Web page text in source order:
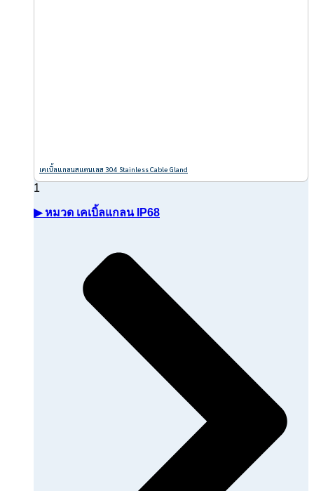
เคเบิ้ลแกลนสแตนเลส 304 Stainless Cable Gland
▶ หมวด เคเบิ้ลแกลน IP68